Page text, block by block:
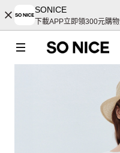
SONICE
下載APP立即領300元購